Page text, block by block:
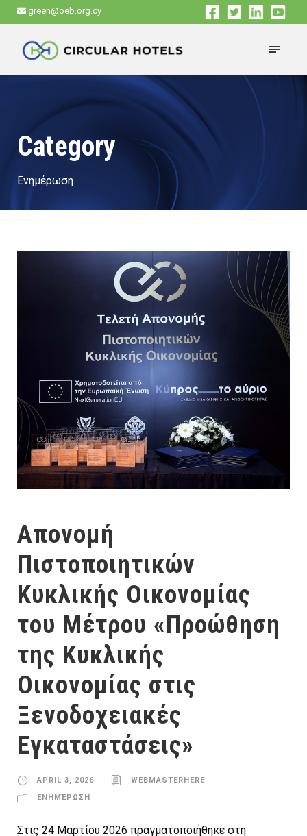
green@oeb.org.cy
Category
Ενημέρωση
Απονομή
Πιστοποιητικών
Κυκλικής Οικονομίας
του Μέτρου «Προώθηση
της Κυκλικής
Οικονομίας στις
Ξενοδοχειακές
Εγκαταστάσεις»
APRIL 3, 2026
WEBMASTERHERE
ΕΝΗΜΈΡΩΣΗ
Στις 24 Μαρτίου 2026 πραγματοποιήθηκε στη